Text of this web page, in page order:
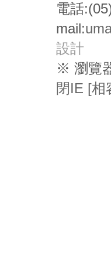
電話
mail:
設計
※ 瀏覽
閉IE [相